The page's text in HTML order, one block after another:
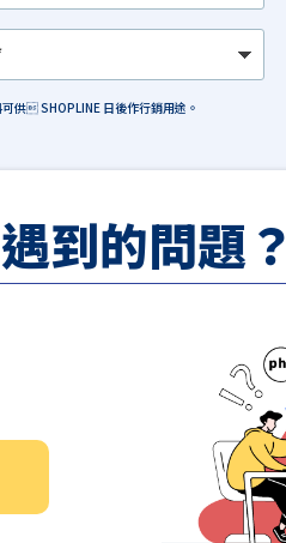
供 SHOPLINE 日後作行銷用途。
到的問題？